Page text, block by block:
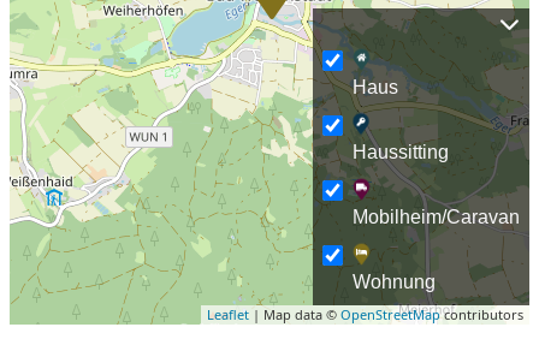
Leaflet | Map data © OpenStreetMapcontributors
Haus
Haussitting
Mobilheim/Caravan
Wohnung